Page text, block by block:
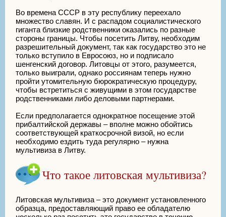
Во времена СССР в эту республику переехало
множество славян. И с распадом социалистического
гиганта близкие родственники оказались по разные
стороны границы. Чтобы посетить Литву, необходим
разрешительный документ, так как государство это не
только вступило в Евросоюз, но и подписало
шенгенский договор. Литовцы от этого, разумеется,
только выиграли, однако россиянам теперь нужно
пройти утомительную бюрократическую процедуру,
чтобы встретиться с живущими в этом государстве
родственниками либо деловыми партнерами.
Если предполагается однократное посещение этой
прибалтийской державы – вполне можно обойтись
соответствующей краткосрочной визой, но если
необходимо ездить туда регулярно – нужна
мультивиза в Литву.
Что такое литовская мультивиза?
Литовская мультивиза – это документ установленного
образца, предоставляющий право ее обладателю